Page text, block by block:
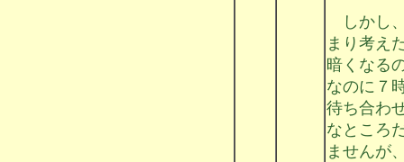
しかし
まり考え
暗くなる
なのに７
待ち合わ
なところ
ませんが